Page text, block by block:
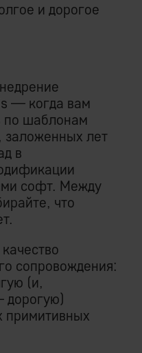
и дорогое
— когда вам
по шаблонам
заложенных лет
в
софт. Между
что
сопровождения:
(и,
дорогую)
примитивных